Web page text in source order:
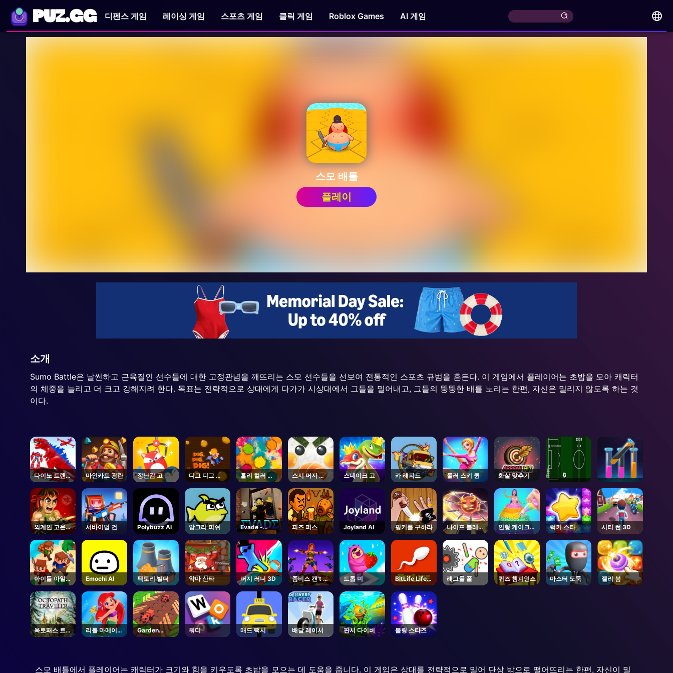
PUZ.GG 디펜스 게임 레이싱 게임 스포츠 게임 클릭 게임 Roblox Games AI 게임
스모 배틀
플레이
소개
Sumo Battle은 날씬하고 근육질인 선수들에 대한 고정관념을 깨뜨리는 스모 선수들을 선보여 전통적인 스포츠 규범을 흔든다. 이 게임에서 플레이어는 초밥을 모아 캐릭터
의 체중을 늘리고 더 크고 강해지려 한다. 목표는 전략적으로 상대에게 다가가 시상대에서 그들을 밀어내고, 그들의 뚱뚱한 배를 노리는 한편, 자신은 밀리지 않도록 하는 것
이다.
다이노 트랜스
폼 레이스
마인카트 광란 장난감 고
디그 디그 디
그
홀리 컬러 크
레이지
스시 머지 마
스터
스네이크 고 카 래피드 롤러 스키 퀸 화살 맞추기
외계인 고온
와일드
서바이벌 건 Polybuzz AI 앙그리 피쉬
Evade -
Roblox
피즈 퍼스 Joyland AI 핑키를 구하라
나이프 블레이
드
인형 케이크
아이싱
럭키 스타 시티 런 3D
아이들 아일랜
드
Emochi AI 팩토리 빌더 악마 산타 퍼지 러너 3D
좀비스 캔't 점
프 2
드롭 미
BitLife Life
Simulator
래그돌 폴 퀴즈 챔피언스 마스터 도둑 젤리 붐
옥토패스 트래
블러 0
0) - Steam
리틀 마메이드
어드벤처
Garden
Tower
워디 매드 택시 배달 레이서 판시 다이버 볼링 스타즈
스모 배틀에서 플레이어는 캐릭터가 크기와 힘을 키우도록 초밥을 모으는 데 도움을 줍니다. 이 게임은 상대를 전략적으로 밀어 단상 밖으로 떨어뜨리는 한편, 자신이 밀